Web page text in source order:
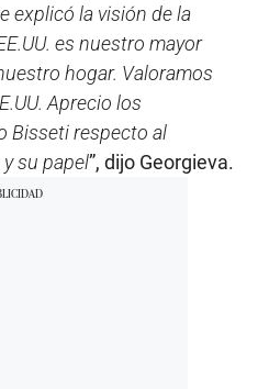
explicó la visión de la
es nuestro mayor
hogar. Valoramos
Aprecio los
Bisseti respecto al
su papel”, dijo Georgieva.